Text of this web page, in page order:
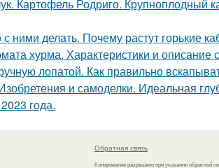
Картофель Родриго. Крупноплодный
ними делать. Почему растут горькие
хурма. Характеристики и описание
лопатой. Как правильно
и самоделки. Идеальная
года.
Обратная связь
Копирование разрешено при указании обратной